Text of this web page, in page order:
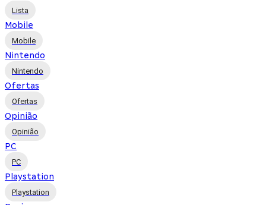
Lista
Mobile
Mobile
Nintendo
Nintendo
Ofertas
Ofertas
Opinião
Opinião
PC
PC
Playstation
Playstation